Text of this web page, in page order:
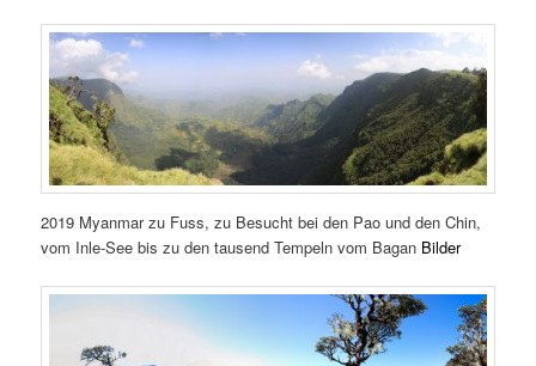
2019 Myanmar zu Fuss, zu Besucht bei den Pao und den Chin,
vom Inle-See bis zu den tausend Tempeln vom Bagan Bilder